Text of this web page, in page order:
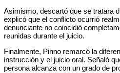
Asimismo, descartó que se tratara
explicó que el conflicto ocurrió
denunciante no coincidió
reunidas durante el juicio.
Finalmente, Pinno remarcó la
instrucción y el juicio oral. Señaló
persona alcanza con un grado de